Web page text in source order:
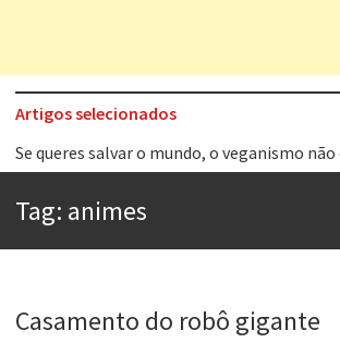
Artigos selecionados
Tem que filmar isso daí
A construção da urbanidade
Aprender a fracassar é o segredo do sucesso
Esse tal de Rock Gaúcho
Tag: animes
Casamento do robô gigante